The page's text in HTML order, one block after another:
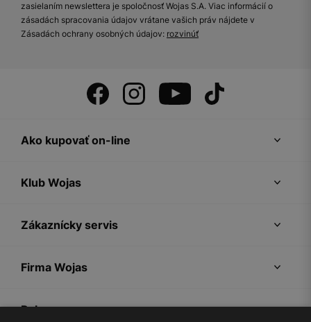
zasielaním newslettera je spoločnosť Wojas S.A. Viac informácií o
zásadách spracovania údajov vrátane vašich práv nájdete v
Zásadách ochrany osobných údajov: rozvinúť
Ako kupovať on-line
Klub Wojas
Zákaznícky servis
Firma Wojas
Pokyny